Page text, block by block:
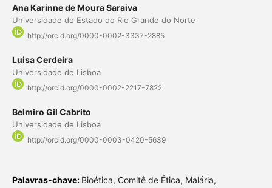
Ana Karinne de Moura Saraiva
Universidade do Estado do Rio Grande do Norte
http://orcid.org/0000-0002-3337-2885
Luisa Cerdeira
Universidade de Lisboa
http://orcid.org/0000-0002-2217-7822
Belmiro Gil Cabrito
Universidade de Lisboa
http://orcid.org/0000-0003-0420-5639
Palavras-chave: Bioética, Comitê de Ética, Malária,